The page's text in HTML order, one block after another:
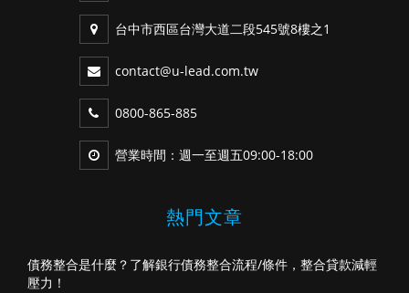
台中市西區台灣大道二段545號8樓之1
contact@u-lead.com.tw
0800-865-885
營業時間：週一至週五09:00-18:00
熱門文章
債務整合是什麼？了解銀行債務整合流程/條件，整合貸款減輕
壓力！